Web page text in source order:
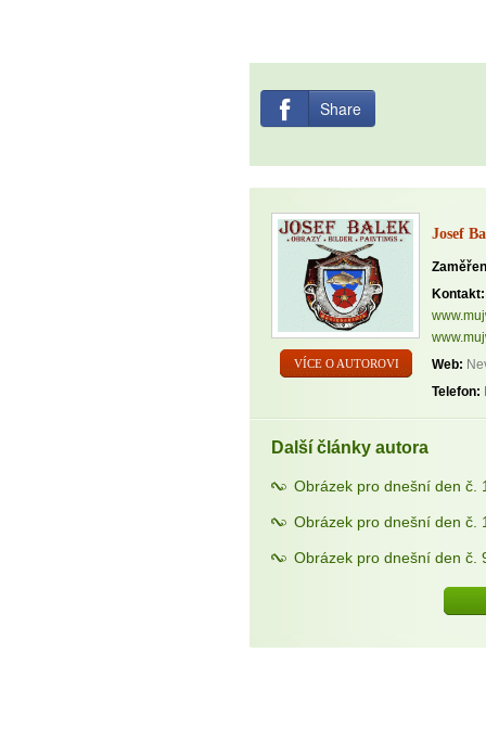
Share
VÍCE O AUTOROVI
Josef
Kontakt:
Web:
Telefon:
Další články autora
Obrázek pro dnešní den č.
Obrázek pro dnešní den č.
Obrázek pro dnešní den č.